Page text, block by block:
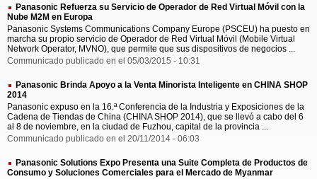
Panasonic Refuerza su Servicio de Operador de Red Virtual Móvil con la
Nube M2M en Europa
Panasonic Systems Communications Company Europe (PSCEU) ha puesto en
marcha su propio servicio de Operador de Red Virtual Móvil (Mobile Virtual
Network Operator, MVNO), que permite que sus dispositivos de negocios ...
Communicado publicado en el 05/03/2015 - 10:31
Panasonic Brinda Apoyo a la Venta Minorista Inteligente en CHINA SHOP
2014
Panasonic expuso en la 16.ª Conferencia de la Industria y Exposiciones de la
Cadena de Tiendas de China (CHINA SHOP 2014), que se llevó a cabo del 6
al 8 de noviembre, en la ciudad de Fuzhou, capital de la provincia ...
Communicado publicado en el 20/11/2014 - 06:03
Panasonic Solutions Expo Presenta una Suite Completa de Productos de
Consumo y Soluciones Comerciales para el Mercado de Myanmar